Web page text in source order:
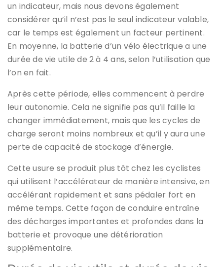
un indicateur, mais nous devons également
considérer qu’il n’est pas le seul indicateur valable,
car le temps est également un facteur pertinent.
En moyenne, la batterie d’un vélo électrique a une
durée de vie utile de 2 à 4 ans, selon l’utilisation que
l’on en fait.
Après cette période, elles commencent à perdre
leur autonomie. Cela ne signifie pas qu’il faille la
changer immédiatement, mais que les cycles de
charge seront moins nombreux et qu’il y aura une
perte de capacité de stockage d’énergie.
Cette usure se produit plus tôt chez les cyclistes
qui utilisent l’accélérateur de manière intensive, en
accélérant rapidement et sans pédaler fort en
même temps. Cette façon de conduire entraîne
des décharges importantes et profondes dans la
batterie et provoque une détérioration
supplémentaire.